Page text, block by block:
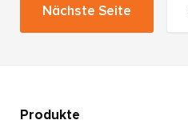
Nächste Seite
Produkte